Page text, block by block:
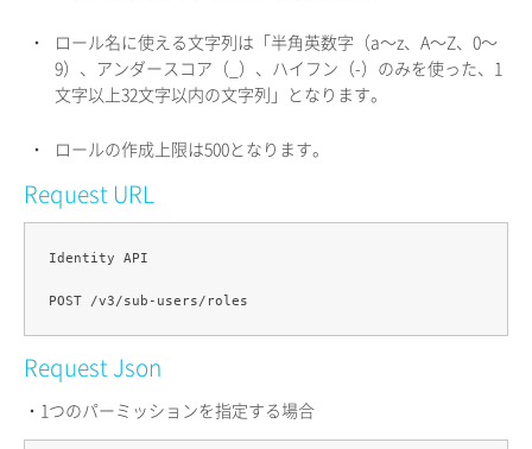
・
ロール名に使える文字列は「半角英数字（a〜z、A〜Z、0〜
9）、アンダースコア（_）、ハイフン（-）のみを使った、1
文字以上32文字以内の文字列」となります。
・ ロールの作成上限は500となります。
Request URL
Identity API
Request Json
・1つのパーミッションを指定する場合